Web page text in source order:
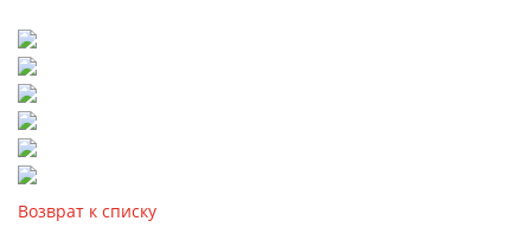
Возврат к списку